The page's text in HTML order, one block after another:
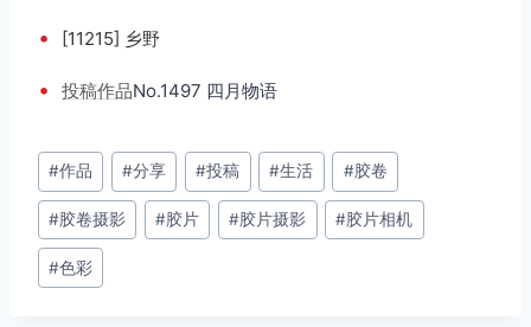
• [11215] 乡野
• 投稿作品No.1497 四月物语
文
章
标
签：
#作品 #分享 #投稿 #生活 #胶卷
#胶卷摄影 #胶片 #胶片摄影 #胶片相机
#色彩